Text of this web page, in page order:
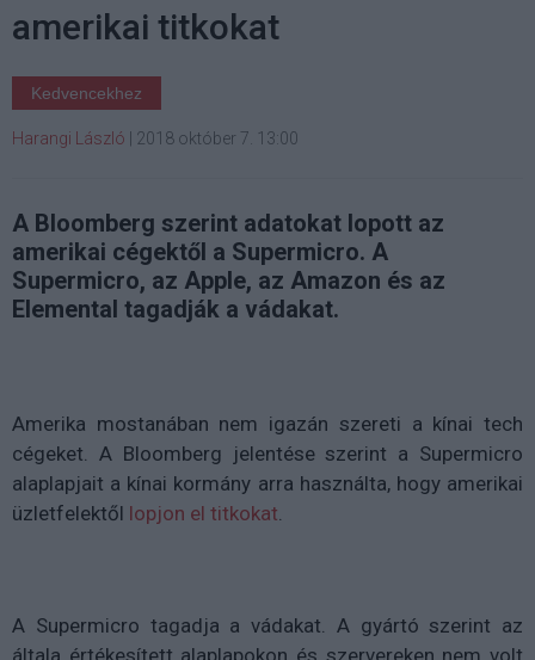
amerikai titkokat
Kedvencekhez
Harangi László 2018 október 7. 13:00
A Bloomberg szerint adatokat lopott az
amerikai cégektől a Supermicro. A
Supermicro, az Apple, az Amazon és az
Elemental tagadják a vádakat.
Amerika mostanában nem igazán szereti a kínai tech
cégeket. A Bloomberg jelentése szerint a Supermicro
alaplapjait a kínai kormány arra használta, hogy amerikai
üzletfelektől lopjon el titkokat.
A Supermicro tagadja a vádakat. A gyártó szerint az